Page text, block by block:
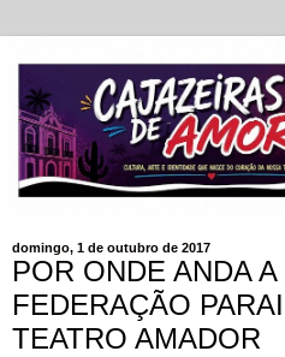
domingo, 1 de outubro de 2017
POR ONDE ANDA A
FEDERAÇÃO
TEATRO AMADOR